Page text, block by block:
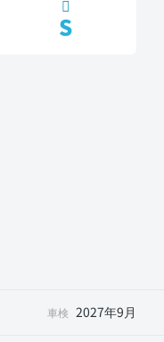
S
車検 2027年9月